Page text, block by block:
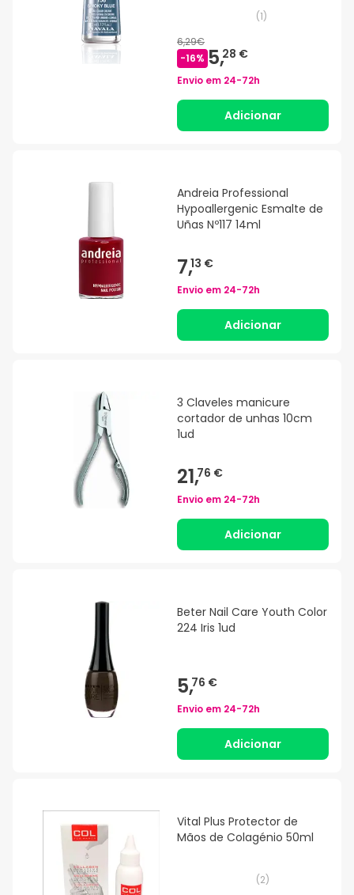
(1)
6,29€
-16% 5,28 €
Envio em 24-72h
Adicionar
Andreia Professional
Hypoallergenic Esmalte de
Uñas Nº117 14ml
7,13 €
Envio em 24-72h
Adicionar
3 Claveles manicure
cortador de unhas 10cm
1ud
21,76 €
Envio em 24-72h
Adicionar
Beter Nail Care Youth Color
224 Iris 1ud
5,76 €
Envio em 24-72h
Adicionar
Vital Plus Protector de
Mãos de Colagénio 50ml
(2)